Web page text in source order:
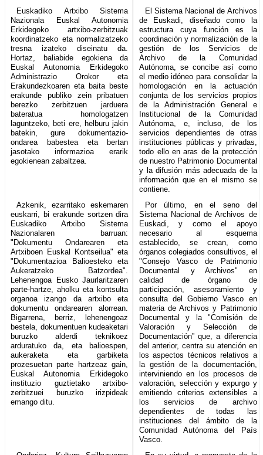
Euskadiko Artxibo Sistema
Nazionala Euskal Autonomia
Erkidegoko artxibo-zerbitzuak
koordinatzeko eta normalizatzeko
tresna izateko diseinatu da.
Hortaz, baliabide egokiena da
Euskal Autonomia Erkidegoko
Administrazio Orokor eta
Erakundezkoaren eta baita beste
erakunde publiko zein pribatuen
berezko zerbitzuen jarduera
bateratua homologatzen
laguntzeko, beti ere, helburu jakin
batekin, gure dokumentazio-
ondarea babestea eta bertan
jasotako informazioa erarik
egokienean zabaltzea.
El Sistema Nacional de Archivos
de Euskadi, diseñado como la
estructura cuya función es la
coordinación y normalización de la
gestión de los Servicios de
Archivo de la Comunidad
Autónoma, se concibe así como
el medio idóneo para consolidar la
homologación en la actuación
conjunta de los servicios propios
de la Administración General e
Institucional de la Comunidad
Autónoma, e, incluso, de los
servicios dependientes de otras
instituciones públicas y privadas,
todo ello en aras de la protección
de nuestro Patrimonio Documental
y la difusión más adecuada de la
información que en el mismo se
contiene.
Azkenik, ezarritako eskemaren
euskarri, bi erakunde sortzen dira
Euskadiko Artxibo Sistema
Nazionalaren barruan:
"Dokumentu Ondarearen eta
Artxiboen Euskal Kontseilua" eta
"Dokumentazioa Balioesteko eta
Aukeratzeko Batzordea".
Lehenengoa Eusko Jaurlaritzaren
parte-hartze, aholku eta kontsulta
organoa izango da artxibo eta
dokumentu ondarearen alorrean.
Bigarrena, berriz, lehenengoaz
bestela, dokumentuen kudeaketari
buruzko alderdi teknikoez
arduratuko da, eta balioespen,
aukeraketa eta garbiketa
prozesuetan parte hartzeaz gain,
Euskal Autonomia Erkidegoko
instituzio guztietako artxibo-
zerbitzuei buruzko irizpideak
emango ditu.
Por último, en el seno del
Sistema Nacional de Archivos de
Euskadi, y como el apoyo
necesario al esquema
establecido, se crean, como
órganos colegiados consultivos, el
"Consejo Vasco de Patrimonio
Documental y Archivos" en
calidad de órgano de
participación, asesoramiento y
consulta del Gobierno Vasco en
materia de Archivos y Patrimonio
Documental y la "Comisión de
Valoración y Selección de
Documentación” que, a diferencia
del anterior, centra su atención en
los aspectos técnicos relativos a
la gestión de la documentación,
interviniendo en los procesos de
valoración, selección y expurgo y
emitiendo criterios extensibles a
los servicios de archivo
dependientes de todas las
instituciones del ámbito de la
Comunidad Autónoma del País
Vasco.